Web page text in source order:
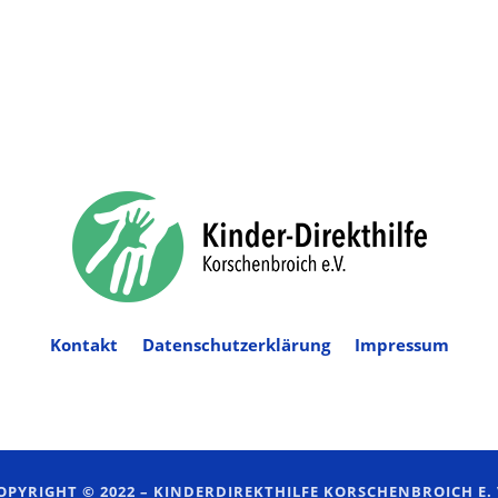
Kontakt Datenschutzerklärung Impressum
© 2022 – KINDERDIREKTHILFE KORSCHENBROICH E.